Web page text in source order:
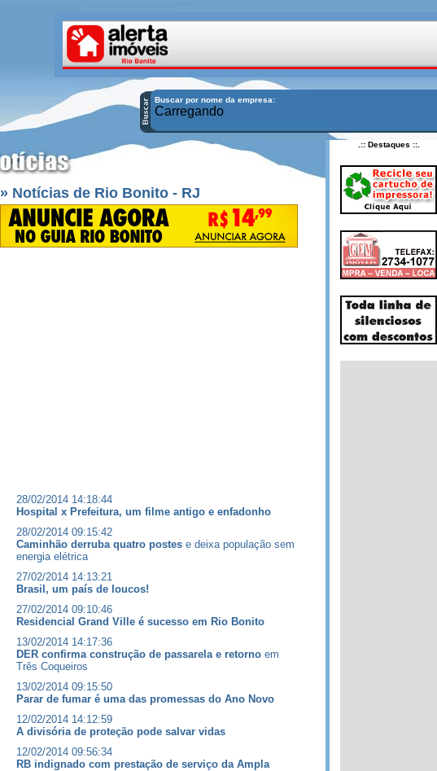
Buscar por nome da empresa:
Carregando
» Notícias de Rio Bonito - RJ
28/02/2014 14:18:44
Hospital x Prefeitura, um filme antigo e enfadonho
28/02/2014 09:15:42
Caminhão derruba quatro postes e deixa população sem
energia elétrica
27/02/2014 14:13:21
Brasil, um país de loucos!
27/02/2014 09:10:46
Residencial Grand Ville é sucesso em Rio Bonito
13/02/2014 14:17:36
DER confirma construção de passarela e retorno em
Três Coqueiros
13/02/2014 09:15:50
Parar de fumar é uma das promessas do Ano Novo
12/02/2014 14:12:59
A divisória de proteção pode salvar vidas
12/02/2014 09:56:34
RB indignado com prestação de serviço da Ampla
.:: Destaques ::.